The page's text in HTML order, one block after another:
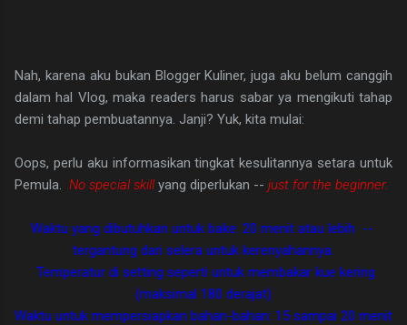
Nah, karena aku bukan Blogger Kuliner, juga aku belum canggih
dalam hal Vlog, maka readers harus sabar ya mengikuti tahap
demi tahap pembuatannya. Janji? Yuk, kita mulai:
Oops, perlu aku informasikan tingkat kesulitannya setara untuk
Pemula. No special skill yang diperlukan -- just for the beginner.
Waktu yang dibutuhkan untuk bake: 20 menit atau lebih --
tergantung dari selera untuk kerenyahannya.
Temperatur di setting seperti untuk membakar kue kering
(maksimal 180 derajat)
Waktu untuk mempersiapkan bahan-bahan: 15 sampai 20 menit